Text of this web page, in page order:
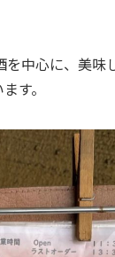
中心に、美
す。